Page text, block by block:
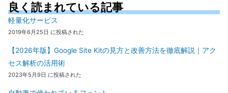
良く読まれている記事
軽量化サービス
2019年6月25日 に投稿された
【2026年版】Google Site Kitの見方と改善方法を徹底解説｜アク
セス解析の活用術
2023年5月9日 に投稿された